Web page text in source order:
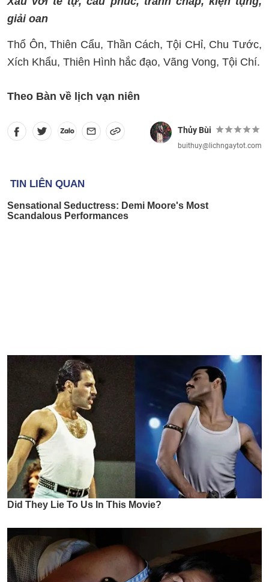
giải oan
Thổ Ôn, Thiên Cẩu, Thần Cách, Tội CHỉ, Chu Tước,
Xích Khẩu, Thiên Hình hắc đạo, Vãng Vong, Tội Chí.
Theo Bàn về lịch vạn niên
Thủy Bùi
buithuy@lichngaytot.com